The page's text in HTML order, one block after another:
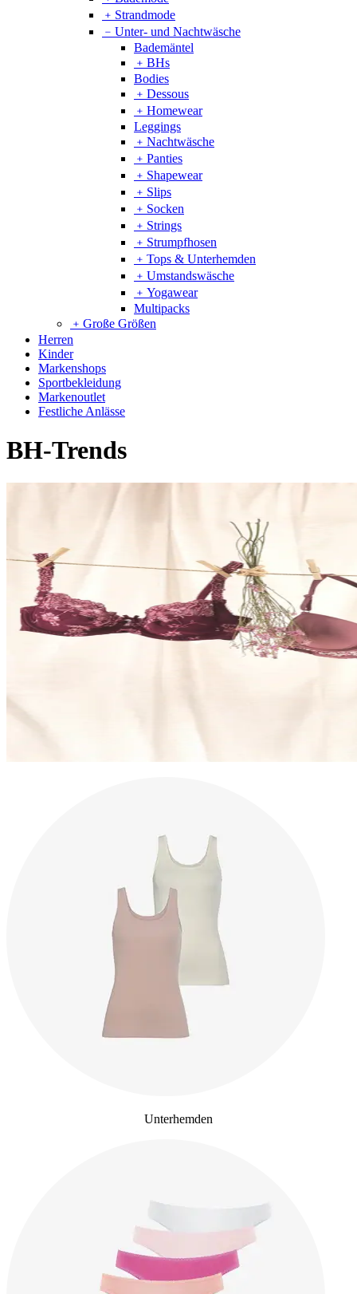
﹢ Strandmode
﹣ Unter- und Nachtwäsche
Bademäntel
﹢ BHs
Bodies
﹢ Dessous
﹢ Homewear
Leggings
﹢ Nachtwäsche
﹢ Panties
﹢ Shapewear
﹢ Slips
﹢ Socken
﹢ Strings
﹢ Strumpfhosen
﹢ Tops & Unterhemden
﹢ Umstandswäsche
﹢ Yogawear
Multipacks
﹢ Große Größen
Herren
Kinder
Markenshops
Sportbekleidung
Markenoutlet
Festliche Anlässe
BH-Trends
Unterhemden